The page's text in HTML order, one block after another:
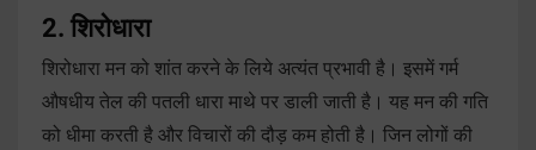
2. शिरोधारा
शिरोधारा मन को शांत करने के लिये अत्यंत प्रभावी है। इसमें गर्म
औषधीय तेल की पतली धारा माथे पर डाली जाती है। यह मन की गति
को धीमा करती है और विचारों की दौड़ कम होती है। जिन लोगों की